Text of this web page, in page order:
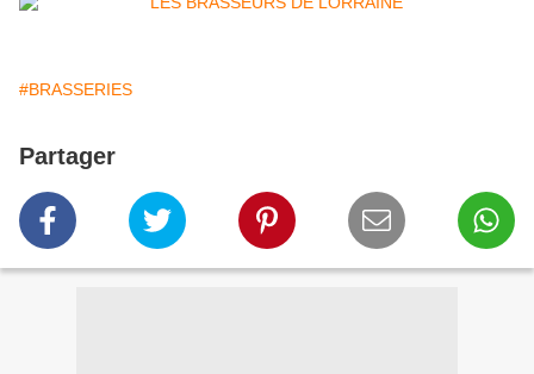
#BRASSERIES
Partager